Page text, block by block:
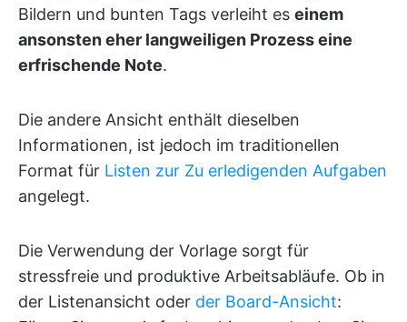
Bildern und bunten Tags verleiht es einem
ansonsten eher langweiligen Prozess eine
erfrischende Note.
Die andere Ansicht enthält dieselben
Informationen, ist jedoch im traditionellen
Format für Listen zur Zu erledigenden Aufgaben
angelegt.
Die Verwendung der Vorlage sorgt für
stressfreie und produktive Arbeitsabläufe. Ob in
der Listenansicht oder der Board-Ansicht: